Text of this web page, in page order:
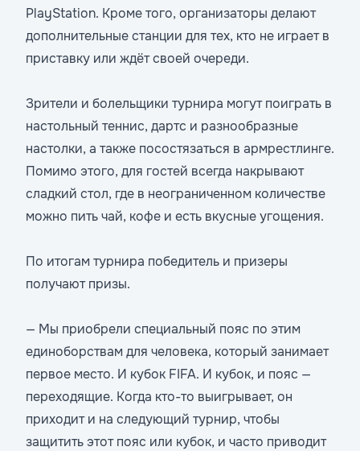
PlayStation. Кроме того, организаторы делают
дополнительные станции для тех, кто не играет в
приставку или ждёт своей очереди.
Зрители и болельщики турнира могут поиграть в
настольный теннис, дартс и разнообразные
настолки, а также посостязаться в армрестлинге.
Помимо этого, для гостей всегда накрывают
сладкий стол, где в неограниченном количестве
можно пить чай, кофе и есть вкусные угощения.
По итогам турнира победитель и призеры
получают призы.
— Мы приобрели специальный пояс по этим
единоборствам для человека, который занимает
первое место. И кубок FIFA. И кубок, и пояс —
переходящие. Когда кто-то выигрывает, он
приходит и на следующий турнир, чтобы
защитить этот пояс или кубок, и часто приводит